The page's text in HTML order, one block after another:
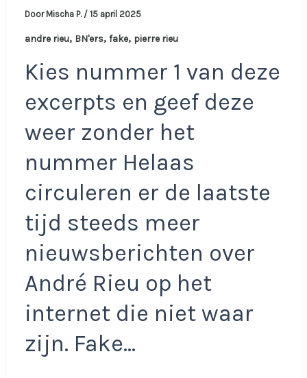
Door Mischa P. / 15 april 2025
andre rieu, BN'ers, fake, pierre rieu
Kies nummer 1 van deze
excerpts en geef deze
weer zonder het
nummer Helaas
circuleren er de laatste
tijd steeds meer
nieuwsberichten over
André Rieu op het
internet die niet waar
zijn. Fake…